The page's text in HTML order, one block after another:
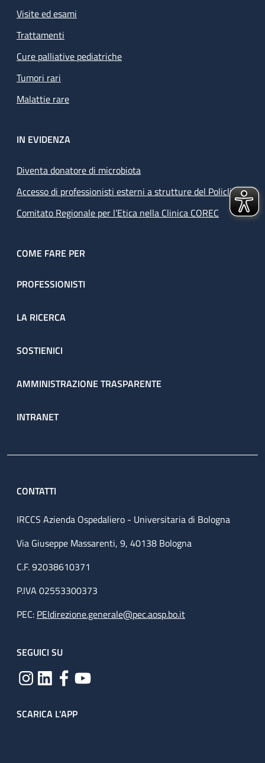
Visite ed esami
Trattamenti
Cure palliative pediatriche
Tumori rari
Malattie rare
IN EVIDENZA
Diventa donatore di microbiota
Accesso di professionisti esterni a strutture del Policlinico
Comitato Regionale per l’Etica nella Clinica COREC
COME FARE PER
PROFESSIONISTI
LA RICERCA
SOSTIENICI
AMMINISTRAZIONE TRASPARENTE
INTRANET
CONTATTI
IRCCS Azienda Ospedaliero - Universitaria di Bologna
Via Giuseppe Massarenti, 9, 40138 Bologna
C.F. 92038610371
P.IVA 02553300373
PEC: PEIdirezione.generale@pec.aosp.bo.it
SEGUICI SU
SCARICA L'APP